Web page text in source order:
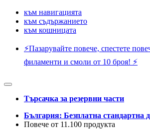
към навигацията
към съдържанието
към кошницата
⚡️Пазарувайте повече, спестете
филаменти и смоли от 10 броя! ⚡️
Търсачка за резервни части
България: Безплатна стандартна
Повече от 11.100 продукта